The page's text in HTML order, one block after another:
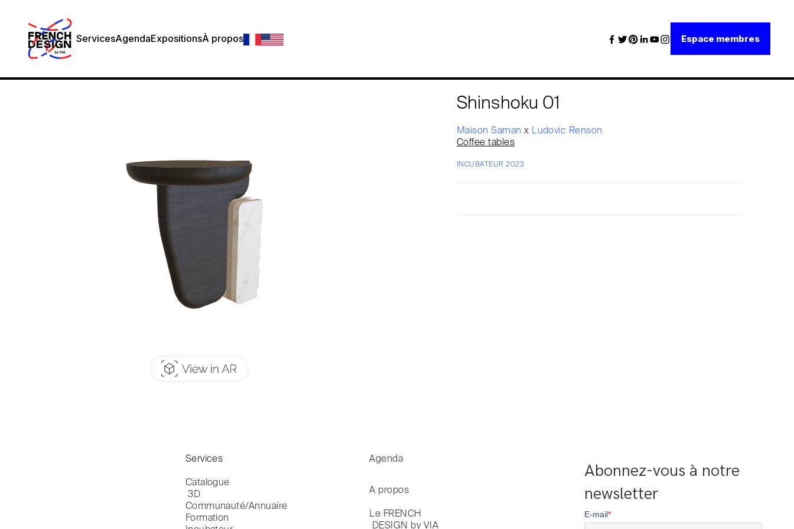
ServicesAgendaExpositionsÀ propos Espace membres
Shinshoku 01
Maison Samanx Ludovic Renson
Coffee tables
INCUBATEUR 2023
Abonnez-vous à notre
newsletter
Services
Catalogue
3D
Communauté/Annuaire
Formation
Agenda
A propos
Le FRENCH
DESIGN by VIA